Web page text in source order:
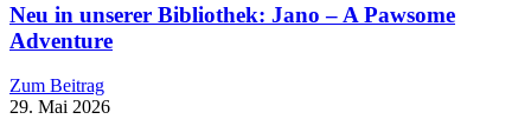
Neu in unserer Bibliothek: Jano – A Pawsome
Adventure
Zum Beitrag
29. Mai 2026